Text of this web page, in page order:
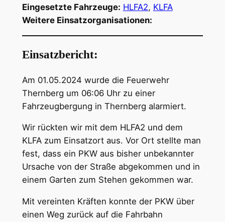
Eingesetzte Fahrzeuge: HLFA2, KLFA
Weitere Einsatzorganisationen:
Einsatzbericht:
Am 01.05.2024 wurde die Feuerwehr
Thernberg um 06:06 Uhr zu einer
Fahrzeugbergung in Thernberg alarmiert.
Wir rückten wir mit dem HLFA2 und dem
KLFA zum Einsatzort aus. Vor Ort stellte man
fest, dass ein PKW aus bisher unbekannter
Ursache von der Straße abgekommen und in
einem Garten zum Stehen gekommen war.
Mit vereinten Kräften konnte der PKW über
einen Weg zurück auf die Fahrbahn